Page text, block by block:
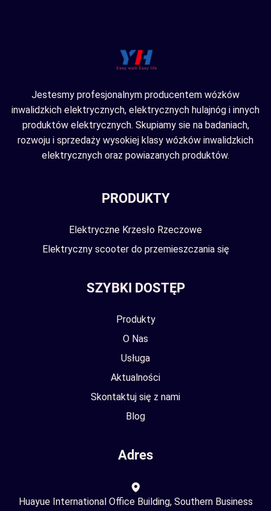
Jestesmy profesjonalnym producentem wózków
inwalidzkich elektrycznych, elektrycznych hulajnóg i innych
produktów elektrycznych. Skupiamy sie na badaniach,
rozwoju i sprzedaży wysokiej klasy wózków inwalidzkich
elektrycznych oraz powiazanych produktów.
PRODUKTY
Elektryczne Krzesło Rzeczowe
Elektryczny scooter do przemieszczania się
SZYBKI DOSTĘP
Produkty
O Nas
Usługa
Aktualności
Skontaktuj się z nami
Blog
Adres
Huayue International Office Building, Southern Business